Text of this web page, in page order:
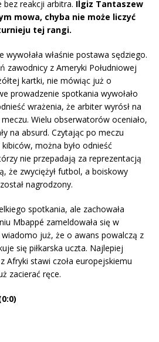
bez reakcji arbitra. Ilgiz Tantaszew
mowa, chyba nie może liczyć
tej rangi.
właśnie postawa sędziego.
zawodnicy z Ameryki Południowej
kartki, nie mówiąc już o
prowadzenie spotkania wywołało
wrażenia, że arbiter wyrósł na
Wielu obserwatorów oceniało,
na absurd. Czytając po meczu
można było odnieść
nie przepadają za reprezentacją
że zwyciężył futbol, a boiskowy
nagrodzony.
spotkania, ale zachowała
Mbappé zameldowała się w
już, że o awans powalczą z
się piłkarska uczta. Najlepiej
Afryki stawi czoła europejskiemu
zacierać ręce.